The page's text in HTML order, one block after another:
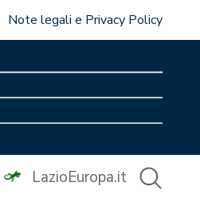
Note legali e Privacy Policy
LazioEuropa.it